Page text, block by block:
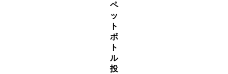
ペ
ッ
ト
ボ
ト
ル
投